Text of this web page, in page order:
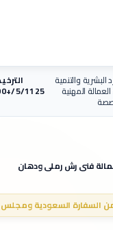
والتنمية
المهنية 5/1125
فني رش رملي ودهان
السفارة السعودية ومجلس